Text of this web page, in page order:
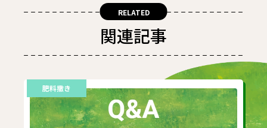
RELATED
関連記事
肥料撒き